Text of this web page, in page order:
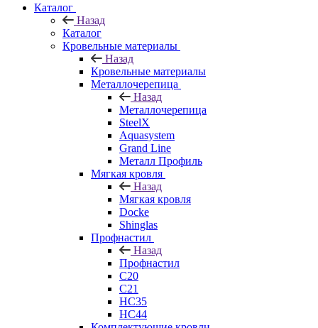
Каталог
Назад
Каталог
Кровельные материалы
Назад
Кровельные материалы
Металлочерепица
Назад
Металлочерепица
SteelX
Aquasystem
Grand Line
Металл Профиль
Мягкая кровля
Назад
Мягкая кровля
Docke
Shinglas
Профнастил
Назад
Профнастил
C20
C21
НС35
НС44